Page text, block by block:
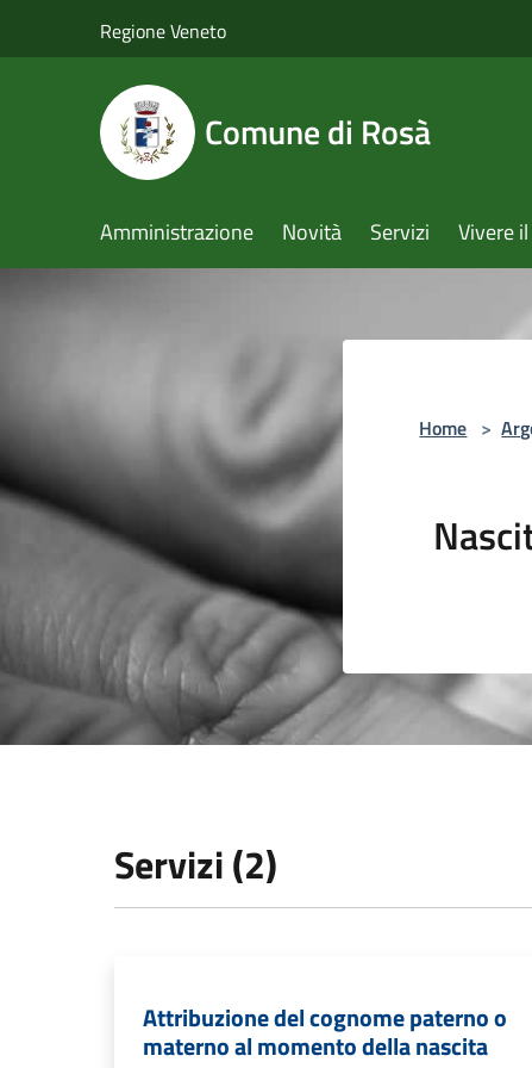
Regione Veneto
Comune di Rosà
Amministrazione Novità Servizi Vivere
Home >
Servizi (2)
Attribuzione del cognome paterno o
materno al momento della nascita